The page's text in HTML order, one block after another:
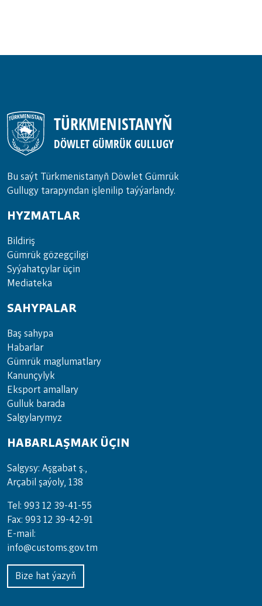
TÜRKMENISTANYŇ
DÖWLET GÜMRÜK GULLUGY
Bu saýt Türkmenistanyñ Döwlet Gümrük
Gullugy tarapyndan işlenilip taýýarlandy.
HYZMATLAR
Bil­di­riş
Güm­rük gö­zeg­çi­li­gi
Sy­ýa­hat­çy­lar ü­çin
Media­teka
SAHYPALAR
Baş sahypa
Habarlar
Gümrük maglumatlary
Kanunçylyk
Eksport amallary
Gulluk barada
Salgylarymyz
HABARLAŞMAK ÜÇIN
Salgysy: Aşgabat ş.,
Arçabil şaýoly, 138
Tel: 993 12 39-41-55
Fax: 993 12 39-42-91
E-mail:
info@customs.gov.tm
Bize hat ýazyň